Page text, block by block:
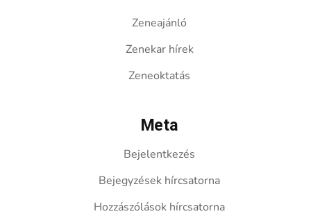
Zeneajánló
Zenekar hírek
Zeneoktatás
Meta
Bejelentkezés
Bejegyzések hírcsatorna
Hozzászólások hírcsatorna